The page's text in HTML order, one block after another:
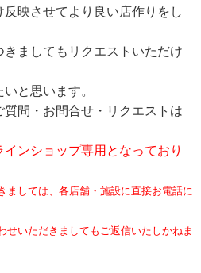
映させてより良い店作りをし
きましてもリクエストいただけ
と思います。
問・お問合せ・リクエストは
ンショップ専用となっており
ましては、各店舗・施設に直接お電話に
せいただきましてもご返信いたしかねま